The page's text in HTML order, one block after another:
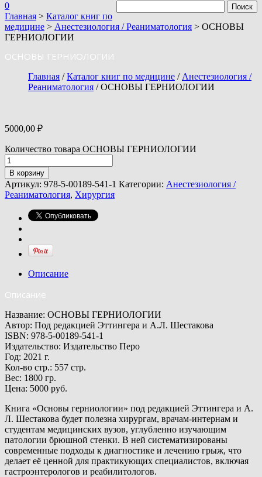
0
Главная > Каталог книг по
медицине > Анестезиология / Реаниматология > ОСНОВЫ
ГЕРНИОЛОГИИ
ОСНОВЫ ГЕРНИОЛОГИИ
Главная /Каталог книг по медицине / Анестезиология /
Реаниматология / ОСНОВЫ ГЕРНИОЛОГИИ
5000,00 ₽
Количество товара ОСНОВЫ ГЕРНИОЛОГИИ
В корзину
Артикул: 978-5-00189-541-1 Категории: Анестезиология /
Реаниматология, Хирургия
Описание
Описание
Название: ОСНОВЫ ГЕРНИОЛОГИИ
Автор: Под редакцией Эттингера и А.Л. Шестакова
ISBN: 978-5-00189-541-1
Издательство: Издательство Перо
Год: 2021 г.
Кол-во стр.: 557 стр.
Вес: 1800 гр.
Цена: 5000 руб.
Книга «Основы герниологии» под редакцией Эттингера и А.
Л. Шестакова будет полезна хирургам, врачам-интернам и
студентам медицинских вузов, углубленно изучающим
патологии брюшной стенки. В ней систематизированы
современные подходы к диагностике и лечению грыж, что
делает её ценной для практикующих специалистов, включая
гастроэнтерологов и реабилитологов.